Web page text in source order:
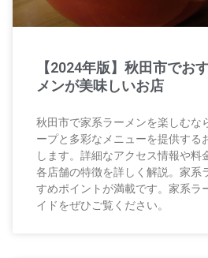
【2024年版】秋田市でお
メンが美味しいお店
秋田市で家系ラーメンを楽しむな
ープと多彩なメニューを提供する
します。詳細なアクセス情報や料
各店舗の特徴を詳しく解説。家系
すめポイントが満載です。家系ラ
イドをぜひご覧ください。